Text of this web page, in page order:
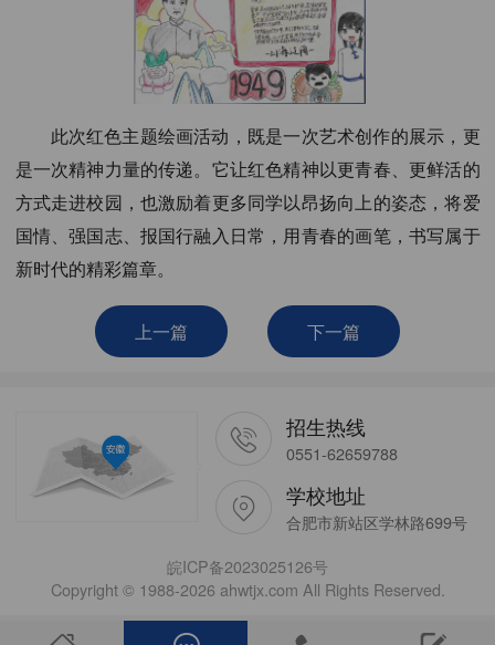
此次红色主题绘画活动，既是一次艺术创作的展示，更
是一次精神力量的传递。它让红色精神以更青春、更鲜活的
方式走进校园，也激励着更多同学以昂扬向上的姿态，将爱
国情、强国志、报国行融入日常，用青春的画笔，书写属于
新时代的精彩篇章。
上一篇 下一篇
招生热线
0551-62659788
学校地址
合肥市新站区学林路699号
皖ICP备2023025126号
Copyright © 1988-2026 ahwtjx.com All Rights Reserved.